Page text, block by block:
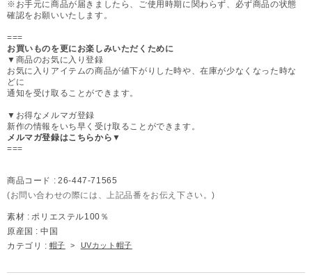
※お手元に商品が届きましたら、ご使用時期に関わらず、必ず商品の状態
確認をお願いいたします。
===
お買いものを更にお楽しみいただくために
▼商品のお気に入り登録
お気に入りアイテムの商品が値下がりした時や、在庫が少なくなった時な
どに
通知を受け取ることができます。
▼お得なメルマガ登録
新作の情報をいち早く受け取ることができます。
メルマガ登録はこちらから▼
===
商品コード : 26-447-71565
(お問い合わせの際には、上記品番をお伝え下さい。)
素材 : ポリエステル100％
原産国 : 中国
カテゴリ : 帽子 > UVカット帽子